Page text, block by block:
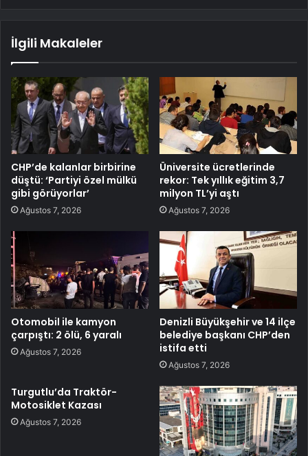
İlgili Makaleler
CHP’de kalanlar birbirine
düştü: ‘Partiyi özel mülkü
gibi görüyorlar’
Ağustos 7, 2026
Üniversite ücretlerinde
rekor: Tek yıllık eğitim 3,7
milyon TL’yi aştı
Ağustos 7, 2026
Otomobil ile kamyon
çarpıştı: 2 ölü, 6 yaralı
Ağustos 7, 2026
Denizli Büyükşehir ve 14 ilçe
belediye başkanı CHP’den
istifa etti
Ağustos 7, 2026
Turgutlu’da Traktör-
Motosiklet Kazası
Ağustos 7, 2026